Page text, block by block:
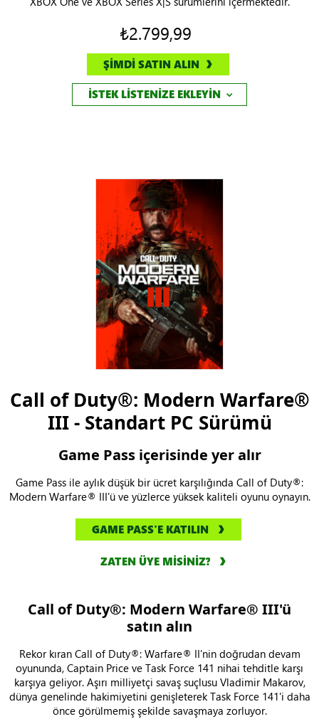
₺2.799,99
ŞİMDİ SATIN ALIN
İSTEK LİSTENİZE EKLEYİN
Call of Duty®: Modern Warfare®
III - Standart PC Sürümü
Game Pass içerisinde yer alır
Game Pass ile aylık düşük bir ücret karşılığında Call of Duty®:
Modern Warfare® III'ü ve yüzlerce yüksek kaliteli oyunu oynayın.
GAME PASS'E KATILIN
ZATEN ÜYE MİSİNİZ?
Call of Duty®: Modern Warfare® III'ü
satın alın
Rekor kıran Call of Duty®: Warfare® II'nin doğrudan devam
oyununda, Captain Price ve Task Force 141 nihai tehditle karşı
karşıya geliyor. Aşırı milliyetçi savaş suçlusu Vladimir Makarov,
dünya genelinde hakimiyetini genişleterek Task Force 141'i daha
önce görülmemiş şekilde savaşmaya zorluyor.